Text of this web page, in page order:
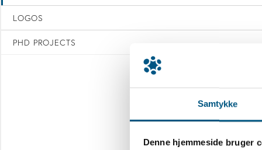
Samtykke
Denne hjemmeside bruger
LOGOS
PHD PROJECTS